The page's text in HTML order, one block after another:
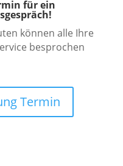
für ein
können alle Ihre
besprochen
Termin